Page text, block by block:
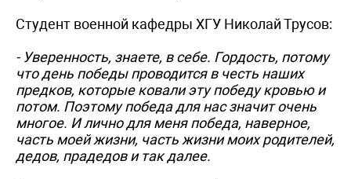
Студент военной кафедры ХГУ Николай Трусов:
- Уверенность, знаете, в себе. Гордость, потому
что день победы проводится в честь наших
предков, которые ковали эту победу кровью и
потом. Поэтому победа для нас значит очень
многое. И лично для меня победа, наверное,
часть моей жизни, часть жизни моих родителей,
дедов, прадедов и так далее.